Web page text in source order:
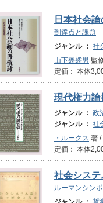
日本社会
到達点と課題
ジャンル ： 社
山下袈裟男 監
定価： 本体
現代権力論
ジャンル ： 政
ジャンル ： 社
・ルークス 著 /
定価： 本体
社会シス
ルーマンシン